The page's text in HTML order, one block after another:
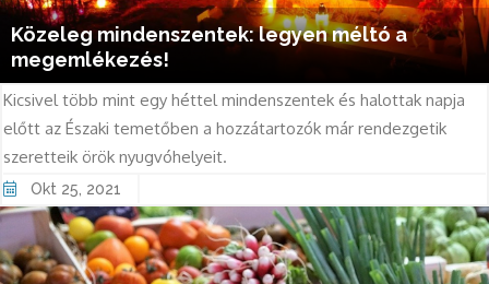
Közeleg mindenszentek: legyen méltó a
megemlékezés!
Kicsivel több mint egy héttel mindenszentek és halottak napja
előtt az Északi temetőben a hozzátartozók már rendezgetik
szeretteik örök nyugvóhelyeit.
Okt 25, 2021